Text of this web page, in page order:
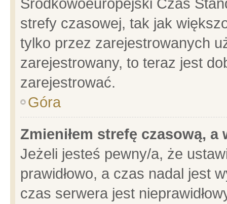
strefy czasowej, tak jak
tylko przez zarejestrowanych
zarejestrowany, to teraz jest
zarejestrować.
Góra
Zmieniłem strefę czasową,
Jeżeli jesteś pewny/a, że
prawidłowo, a czas nadal jest
czas serwera jest